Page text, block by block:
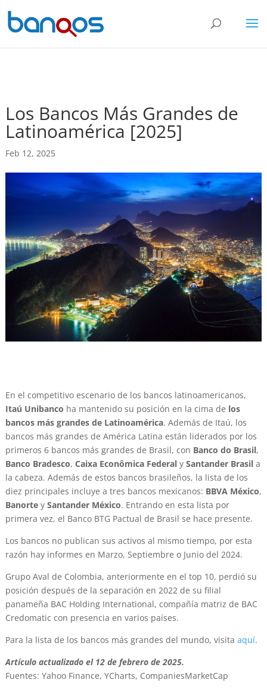
Los Bancos Más Grandes de
Latinoamérica [2025]
Feb 12, 2025
En el competitivo escenario de los bancos latinoamericanos,
Itaú Unibanco ha mantenido su posición en la cima de los
bancos más grandes de Latinoamérica. Además de Itaú, los
bancos más grandes de América Latina están liderados por los
primeros 6 bancos más grandes de Brasil, con Banco do Brasil,
Banco Bradesco, Caixa Econômica Federaly Santander Brasila
la cabeza. Además de estos bancos brasileños, la lista de los
diez principales incluye a tres bancos mexicanos: BBVA México,
Banortey Santander México. Entrando en esta lista por
primera vez, el Banco BTG Pactual de Brasil se hace presente.
Los bancos no publican sus activos al mismo tiempo, por esta
razón hay informes en Marzo, Septiembre o Junio del 2024.
Grupo Aval de Colombia, anteriormente en el top 10, perdió su
posición después de la separación en 2022 de su filial
panameña BAC Holding International, compañía matriz de BAC
Credomatic con presencia en varios países.
Para la lista de los bancos más grandes del mundo, visita aquí.
Artículo actualizado el 12 de febrero de 2025.
Fuentes: Yahoo Finance, YCharts, CompaniesMarketCap